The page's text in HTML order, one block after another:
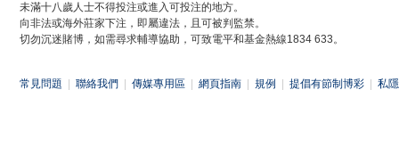
未滿十八歲人士不得投注或進入可投注的地方。
向非法或海外莊家下注，即屬違法，且可被判監禁。
切勿沉迷賭博，如需尋求輔導協助，可致電平和基金熱線1834 633。
常見問題 聯絡我們 傳媒專用區 網頁指南 規例 提倡有節制博彩 私